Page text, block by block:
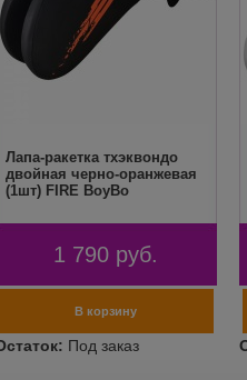
Лапа-ракетка тхэквондо
двойная черно-оранжевая
(1шт) FIRE BoyBo
1 790 руб.